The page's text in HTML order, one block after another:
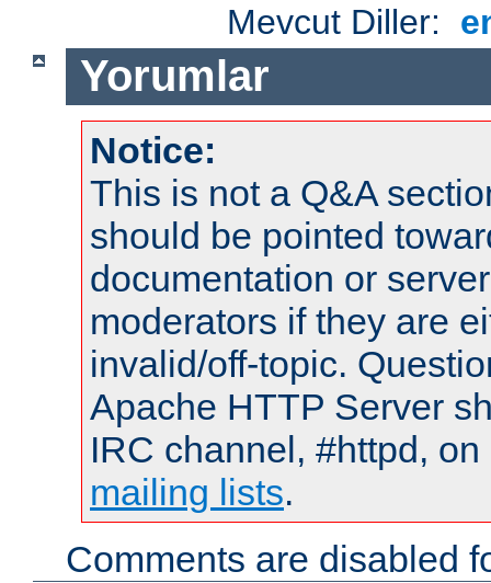
Mevcut Diller:
Yorumlar
Notice:
This is not a Q&A
should be pointed
documentation or
moderators if they are
invalid/off-topic.
Apache HTTP Server
IRC channel, #httpd,
mailing lists.
Comments are disabled